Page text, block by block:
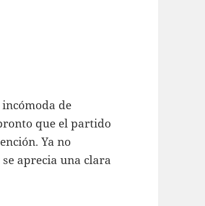
de
que el partido
Ya no
se aprecia una clara